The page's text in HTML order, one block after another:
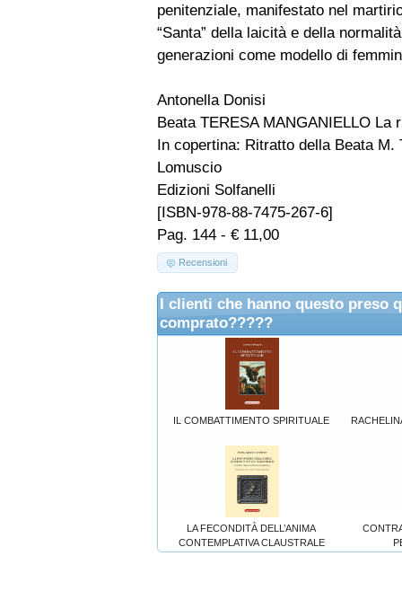
penitenziale, manifestato nel
“Santa” della laicità e della
generazioni come modello di
Antonella Donisi
Beata TERESA MANGANIELLO La
In copertina: Ritratto della Beata M.
Lomuscio
Edizioni Solfanelli
[ISBN-978-88-7475-267-6]
Pag. 144 - € 11,00
Recensioni
I clienti che hanno questo preso
comprato?????
IL COMBATTIMENTO SPIRITUALE
LA FECONDITÀ DELL’ANIMA
CONTEMPLATIVA CLAUSTRALE